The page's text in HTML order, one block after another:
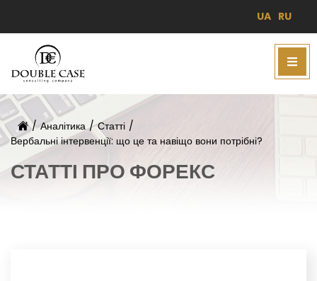
UA RU
/ Аналітика / Статті /
Вербальні інтервенції: що це та навіщо вони потрібні?
СТАТТІ ПРО ФОРЕКС